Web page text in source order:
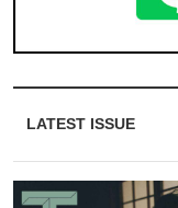
LATEST ISSUE